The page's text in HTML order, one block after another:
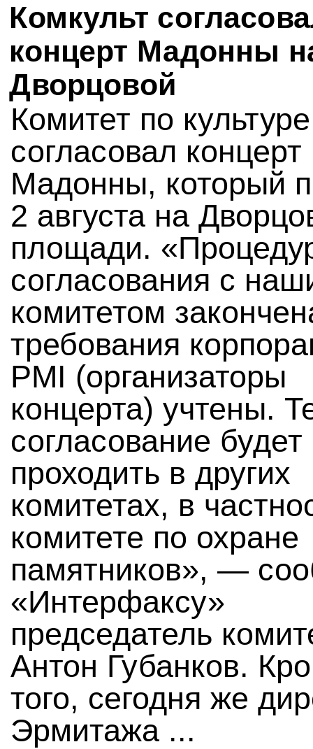
Комкульт
концерт Мадонны
Дворцовой
Комитет по культуре
согласовал концерт
Мадонны, который
2 августа на
площади.
согласования с
комитетом
требования
PMI (организаторы
концерта) учтены.
согласование будет
проходить в других
комитетах, в
комитете по охране
памятников», —
«Интерфаксу»
председатель
Антон Губанков.
того, сегодня же
Эрмитажа ...